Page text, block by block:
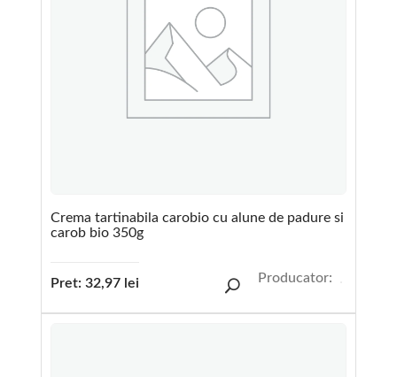
Crema tartinabila carobio cu alune de padure si
carob bio 350g
Pret: 32,97 lei Producator: